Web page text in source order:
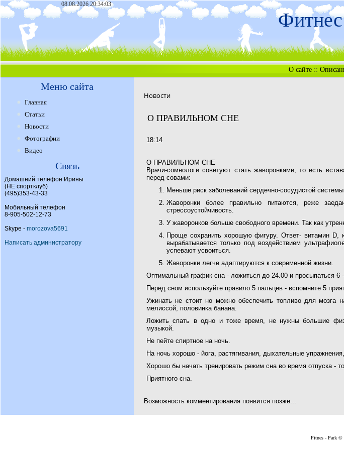
08.08.2026 20:34:03
О сайте ::
Меню сайта
Главная
Статьи
Новости
Фотографии
Видео
Связь
Домашний телефон Ирины
(НЕ спортклуб)
(495)353-43-33
Мобильный телефон
8-905-502-12-73
Skype - morozova5691
Написать администратору
Новости
О ПРАВИЛЬНОМ СНЕ
18:14
О ПРАВИЛЬНОМ СНЕ
Врачи-сомнологи советуют стать жаворонками, то есть
перед совами:
Меньше риск заболеваний сердечно-сосудистой
Жаворонки более правильно питаются, реже
стрессоустойчивость.
У жаворонков больше свободного времени. Так как
Проще сохранить хорошую фигуру. Ответ- витамин
вырабатывается только под воздействием
успевают усвоиться.
Жаворонки легче адаптируются к современной жизни.
Оптимальный график сна - ложиться до 24.00 и просыпаться 6
Перед сном используйте правило 5 пальцев - вспомните 5
Ужинать не стоит но можно обеспечить топливо для
мелиссой, половинка банана.
Ложить спать в одно и тоже время, не нужны большие
музыкой.
Не пейте спиртное на ночь.
На ночь хорошо - йога, растягивания, дыхательные
Хорошо бы начать тренировать режим сна во время отпуска -
Приятного сна.
Возможность комментирования появится позже...
Fitnes - Park ©